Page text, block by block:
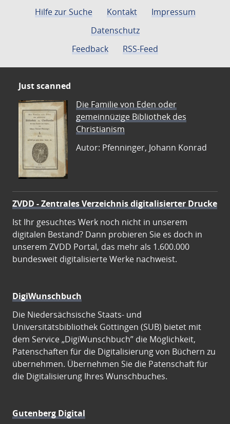
Hilfe zur Suche Kontakt
Impressum
Datenschutz
Feedback
RSS-Feed
Just scanned
Die Familie von Eden oder
gemeinnüzige Bibliothek des
Christianism
Autor: Pfenninger, Johann Konrad
ZVDD - Zentrales Verzeichnis digitalisierter Drucke
Ist Ihr gesuchtes Werk noch nicht in unserem
digitalen Bestand? Dann probieren Sie es doch in
unserem ZVDD Portal, das mehr als 1.600.000
bundesweit digitalisierte Werke nachweist.
DigiWunschbuch
Die Niedersächsische Staats- und
Universitätsbibliothek Göttingen (SUB) bietet mit
dem Service „DigiWunschbuch” die Möglichkeit,
Patenschaften für die Digitalisierung von Büchern zu
übernehmen. Übernehmen Sie die Patenschaft für
die Digitalisierung Ihres Wunschbuches.
Gutenberg Digital